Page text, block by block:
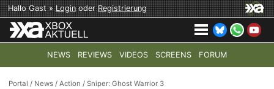
Hallo Gast »LoginoderRegistrierung
NEWS REVIEWS VIDEOS SCREENS FORUM
TOP-THEMEN: COD: MODERN WARFARE 4 HALO:
Portal / News /Action /Sniper: Ghost Warrior 3